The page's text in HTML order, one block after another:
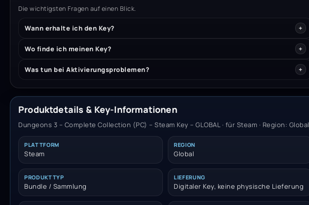
Die wichtigsten Fragen auf einen Blick.
Wann erhalte ich den Key?
Wo finde ich meinen Key?
Was tun bei Aktivierungsproblemen?
Produktdetails & Key-Informationen
Dungeons 3 – Complete Collection (PC) – Steam Key – GLOBAL · für Steam · Region: Global
PLATTFORM
Steam
REGION
Global
PRODUKTTYP
Bundle / Sammlung
LIEFERUNG
Digitaler Key, keine physische Lieferung